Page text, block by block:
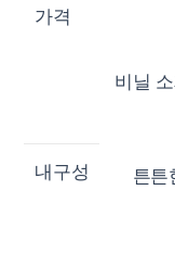
가격
비닐
내구성 튼튼